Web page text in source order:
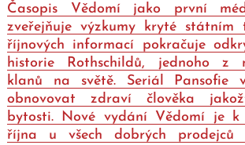
Časopis Vědomí jako první
zveřejňuje výzkumy kryté státním
říjnových informací pokračuje
historie Rothschildů, jednoho z
klanů na světě. Seriál Pansofie
obnovovat zdraví člověka
bytosti. Nové vydání Vědomí je k
října u všech dobrých